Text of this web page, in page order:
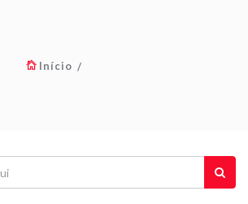
Início